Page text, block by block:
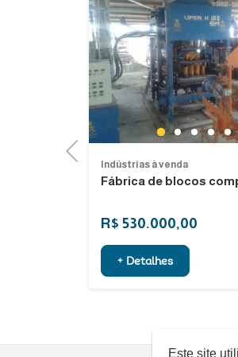
Previous
Previous
1 2 3 4 5
Indústrias à venda
Fábrica de blocos
R$ 530.000,00
+ Detalhes
Este site